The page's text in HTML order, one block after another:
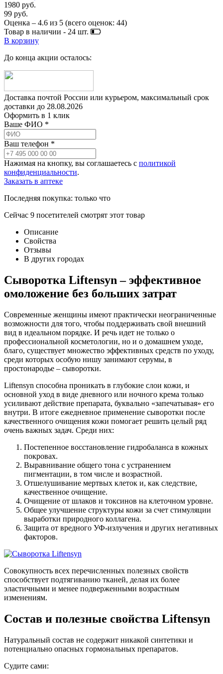
1980 руб.
99 руб.
Оценка – 4.6 из 5 (всего оценок: 44)
Товар в наличии - 24 шт.
В корзину
До конца акции осталось:
Доставка почтой России или курьером, максимальный срок
доставки до 28.08.2026
Оформить в 1 клик
Ваше ФИО *
Ваш телефон *
Нажимая на кнопку, вы соглашаетесь с политикой
конфиденциальности.
Заказать в аптеке
Последняя покупка: только что
Сейчас 9 посетителей смотрят этот товар
Описание
Свойства
Отзывы
В других городах
Сыворотка Liftensyn – эффективное
омоложение без больших затрат
Современные женщины имеют практически неограниченные
возможности для того, чтобы поддерживать свой внешний
вид в идеальном порядке. И речь идет не только о
профессиональной косметологии, но и о домашнем уходе,
благо, существует множество эффективных средств по уходу,
среди которых особую нишу занимают серумы, в
простонародье – сыворотки.
Liftensyn способна проникать в глубокие слои кожи, и
основной уход в виде дневного или ночного крема только
усиливают действие препарата, буквально «запечатывая» его
внутри. В итоге ежедневное применение сыворотки после
качественного очищения кожи помогает решить целый ряд
очень важных задач. Среди них:
Постепенное восстановление гидробаланса в кожных
покровах.
Выравнивание общего тона с устранением
пигментации, в том числе и возрастной.
Отшелушивание мертвых клеток и, как следствие,
качественное очищение.
Очищение от шлаков и токсинов на клеточном уровне.
Общее улучшение структуры кожи за счет стимуляции
выработки природного коллагена.
Защита от вредного УФ-излучения и других негативных
факторов.
Совокупность всех перечисленных полезных свойств
способствует подтягиванию тканей, делая их более
эластичными и менее подверженными возрастным
изменениям.
Состав и полезные свойства Liftensyn
Натуральный состав не содержит никакой синтетики и
потенциально опасных гормональных препаратов.
Судите сами: